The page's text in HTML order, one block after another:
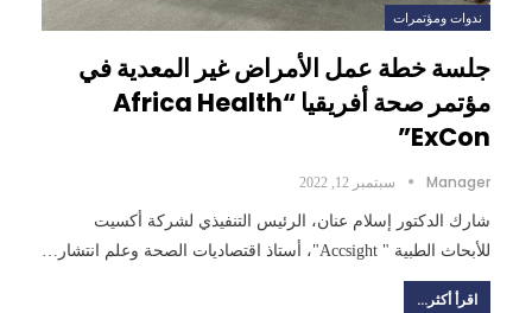
ندوات ومؤتمرات
جلسة خطة عمل الأمراض غير المعدية في
مؤتمر صحة أفريقيا “Africa Health
ExCon”
Manager سبتمبر 12, 2022
شارك الدكتور إسلام عنان، الرئيس التنفيذي لشركة أكسيت
للأبحاث الطبية " Accsight"، أستاذ اقتصاديات الصحة وعلم انتشار…
اقرأ أكثر...